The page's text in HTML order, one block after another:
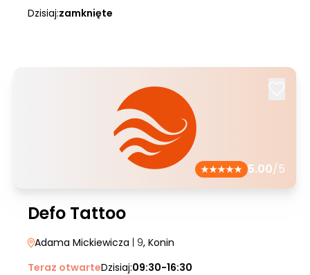
Dzisiaj:zamknięte
5.00/5
Defo Tattoo
Adama Mickiewicza | 9, Konin
Teraz otwarteDzisiaj:09:30-16:30